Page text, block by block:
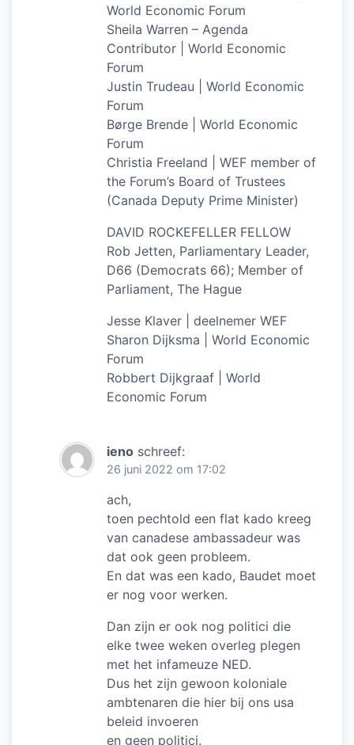
World Economic Forum
Sheila Warren – Agenda
Contributor | World Economic
Forum
Justin Trudeau | World Economic
Forum
Børge Brende | World Economic
Forum
Christia Freeland | WEF member of
the Forum’s Board of Trustees
(Canada Deputy Prime Minister)
DAVID ROCKEFELLER FELLOW
Rob Jetten, Parliamentary Leader,
D66 (Democrats 66); Member of
Parliament, The Hague
Jesse Klaver | deelnemer WEF
Sharon Dijksma | World Economic
Forum
Robbert Dijkgraaf | World
Economic Forum
ieno schreef:
26 juni 2022 om 17:02
ach,
toen pechtold een flat kado kreeg
van canadese ambassadeur was
dat ook geen probleem.
En dat was een kado, Baudet moet
er nog voor werken.
Dan zijn er ook nog politici die
elke twee weken overleg plegen
met het infameuze NED.
Dus het zijn gewoon koloniale
ambtenaren die hier bij ons usa
beleid invoeren
en geen politici.